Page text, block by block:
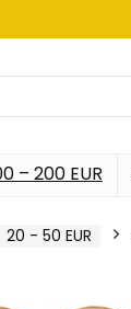
– 200 EUR
20 - 50 EUR